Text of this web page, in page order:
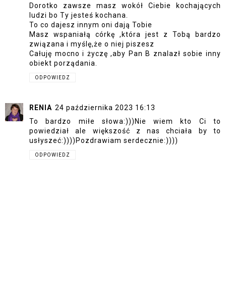
Dorotko zawsze masz wokół Ciebie kochających
ludzi bo Ty jesteś kochana.
To co dajesz innym oni dają Tobie
Masz wspaniałą córkę ,która jest z Tobą bardzo
związana i myślę,że o niej piszesz
Całuję mocno i życzę ,aby Pan B znalazł sobie inny
obiekt porządania.
ODPOWIEDZ
RENIA 24 października 2023 16:13
To bardzo miłe słowa:)))Nie wiem kto Ci to
powiedział ale większość z nas chciała by to
usłyszeć:))))Pozdrawiam serdecznie:))))
ODPOWIEDZ